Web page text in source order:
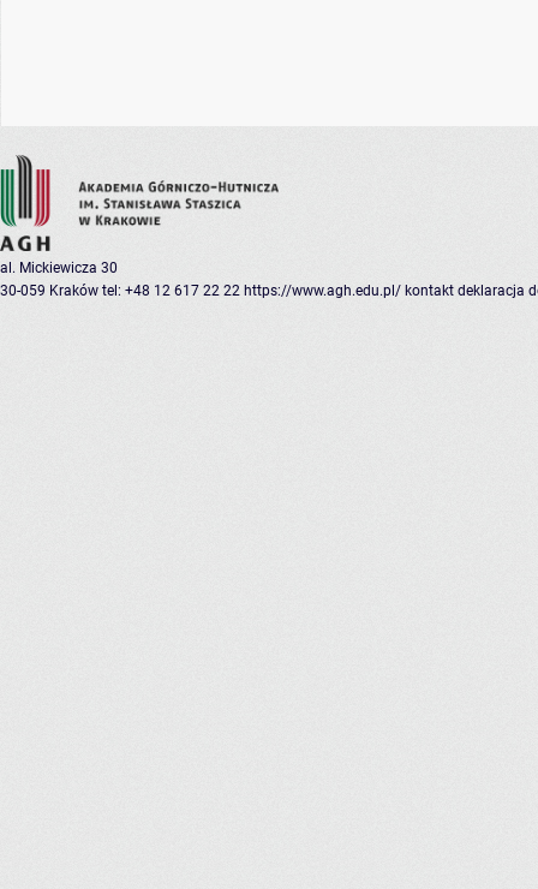
al. Mickiewicza 30
30-059 Kraków tel: +48 12 617 22 22 https://www.agh.edu.pl/ kontakt deklaracja